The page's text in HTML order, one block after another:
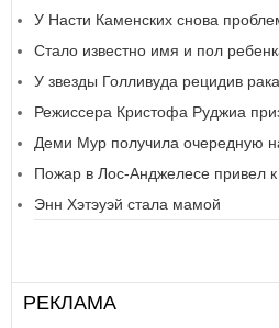
У Насти Каменских снова
Стало известно имя и пол
У звезды Голливуда рецидив рака
Режиссера Кристофа Руджиа
Деми Мур получила очередную
Пожар в Лос-Анджелесе привел
Энн Хэтэуэй стала мамой
РЕКЛАМА